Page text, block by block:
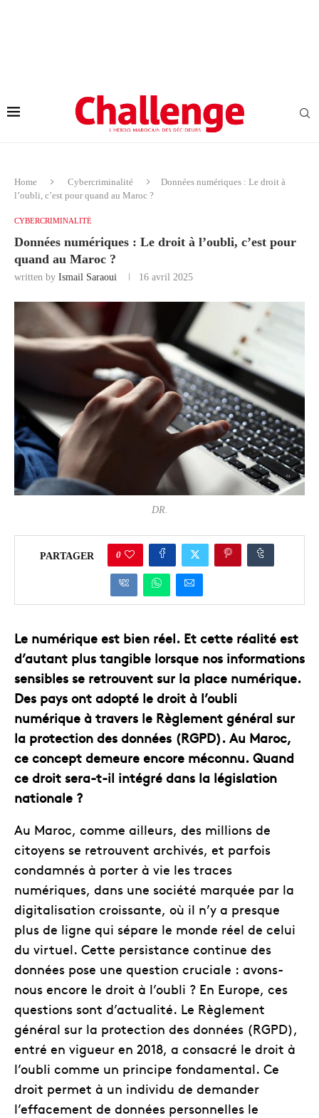
Home Cybercriminalité
Données numériques : Le droit à
l’oubli, c’est pour quand au Maroc ?
CYBERCRIMINALITÉ
Données numériques : Le droit à l’oubli, c’est pour
quand au Maroc ?
written by Ismail Saraoui 16 avril 2025
DR.
PARTAGER 0
Le numérique est bien réel. Et cette réalité est
d’autant plus tangible lorsque nos informations
sensibles se retrouvent sur la place numérique.
Des pays ont adopté le droit à l’oubli
numérique à travers le Règlement général sur
la protection des données (RGPD). Au Maroc,
ce concept demeure encore méconnu. Quand
ce droit sera-t-il intégré dans la législation
nationale ?
Au Maroc, comme ailleurs, des millions de
citoyens se retrouvent archivés, et parfois
condamnés à porter à vie les traces
numériques, dans une société marquée par la
digitalisation croissante, où il n’y a presque
plus de ligne qui sépare le monde réel de celui
du virtuel. Cette persistance continue des
données pose une question cruciale : avons-
nous encore le droit à l’oubli ? En Europe, ces
questions sont d’actualité. Le Règlement
général sur la protection des données (RGPD),
entré en vigueur en 2018, a consacré le droit à
l’oubli comme un principe fondamental. Ce
droit permet à un individu de demander
l’effacement de données personnelles le